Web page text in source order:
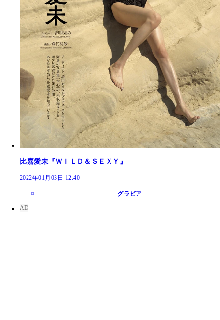
比嘉愛未『ＷＩＬＤ＆ＳＥＸＹ』
2022年01月03日 12:40
グラビア